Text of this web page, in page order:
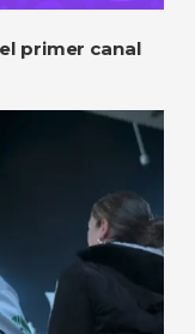
primer canal